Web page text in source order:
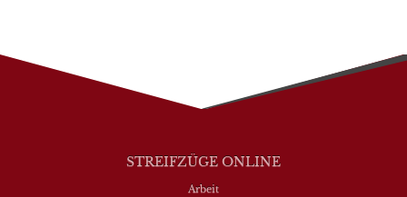
STREIFZÜGE ONLINE
Arbeit